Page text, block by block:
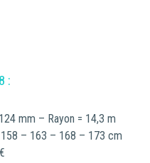
:
mm – Rayon = 14,3 m
– 163 – 168 – 173 cm